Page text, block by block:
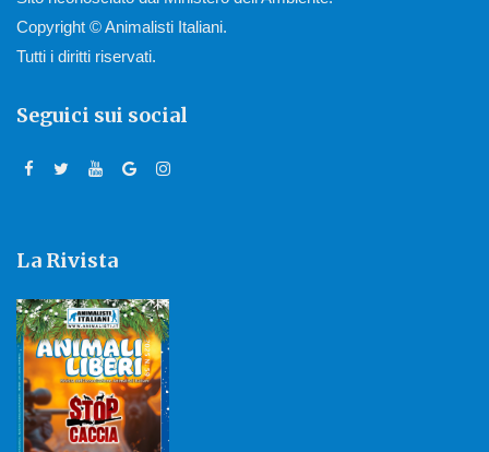
Copyright © Animalisti Italiani.
Tutti i diritti riservati.
Seguici sui social
La Rivista